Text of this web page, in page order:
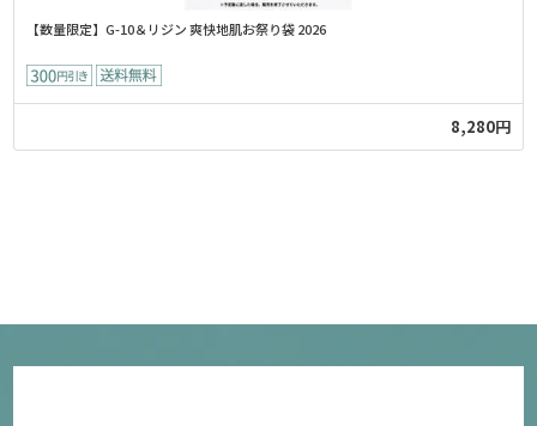
【数量限定】G-10＆リジン 爽快地肌お祭り袋 2026
8,280円